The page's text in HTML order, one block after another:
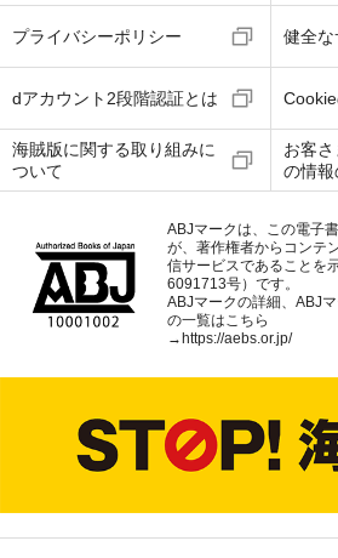
プライバシーポリシー 健全な
dアカウント2段階認証とは
海賊版に関する取り組みに
ついて
お客
の情報
ABJマークは、この電子
が、著作権者からコンテ
信サービスであることを
6091713号）です。
ABJマークの詳細、ABJ
の一覧はこちら
→ https://aebs.or.jp/